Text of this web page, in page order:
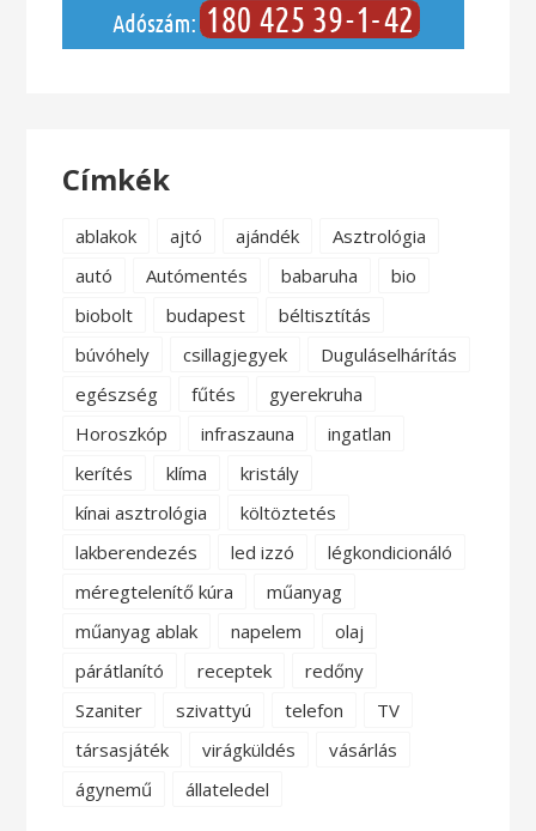
Címkék
ablakok ajtó ajándék
Asztrológia
autó
Autómentés babaruha
bio
biobolt
budapest
béltisztítás
búvóhely
csillagjegyek
Duguláselhárítás
egészség
fűtés
gyerekruha
Horoszkóp
infraszauna
ingatlan
kerítés
klíma
kristály
kínai asztrológia
költöztetés
lakberendezés
led izzó
légkondicionáló
méregtelenítő kúra
műanyag
műanyag ablak
napelem
olaj
párátlanító
receptek
redőny
Szaniter
szivattyú telefon
TV
társasjáték
virágküldés
vásárlás
ágynemű
állateledel